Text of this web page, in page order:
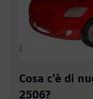
Cosa c'è di
2506?